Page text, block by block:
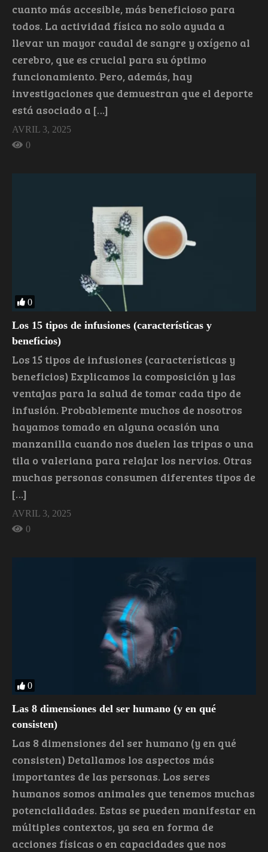
cuanto más accesible, más beneficioso para
todos. La actividad física no solo ayuda a
llevar un mayor caudal de sangre y oxígeno al
cerebro, que es crucial para su óptimo
funcionamiento. Pero, además, hay
investigaciones que demuestran que el deporte
está asociado a […]
AVRIL 3, 2025
0
0
Los 15 tipos de infusiones (características y
beneficios)
Los 15 tipos de infusiones (características y
beneficios) Explicamos la composición y las
ventajas para la salud de tomar cada tipo de
infusión. Probablemente muchos de nosotros
hayamos tomado en alguna ocasión una
manzanilla cuando nos duelen las tripas o una
tila o valeriana para relajar los nervios. Otras
muchas personas consumen diferentes tipos de
[…]
AVRIL 3, 2025
0
0
Las 8 dimensiones del ser humano (y en qué
consisten)
Las 8 dimensiones del ser humano (y en qué
consisten) Detallamos los aspectos más
importantes de las personas. Los seres
humanos somos animales que tenemos muchas
potencialidades. Estas se pueden manifestar en
múltiples contextos, ya sea en forma de
acciones físicas o en capacidades que nos